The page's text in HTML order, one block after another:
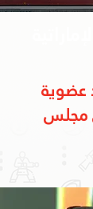
عضوية
مجلس